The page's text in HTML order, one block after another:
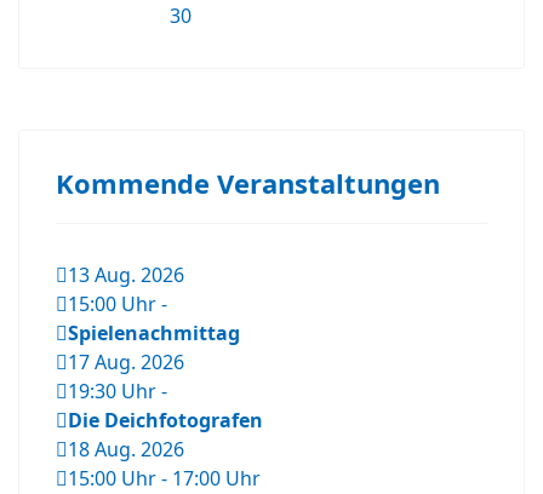
30
Kommende Veranstaltungen
13 Aug. 2026
15:00 Uhr-
Spielenachmittag
17 Aug. 2026
19:30 Uhr-
Die Deichfotografen
18 Aug. 2026
15:00 Uhr- 17:00 Uhr